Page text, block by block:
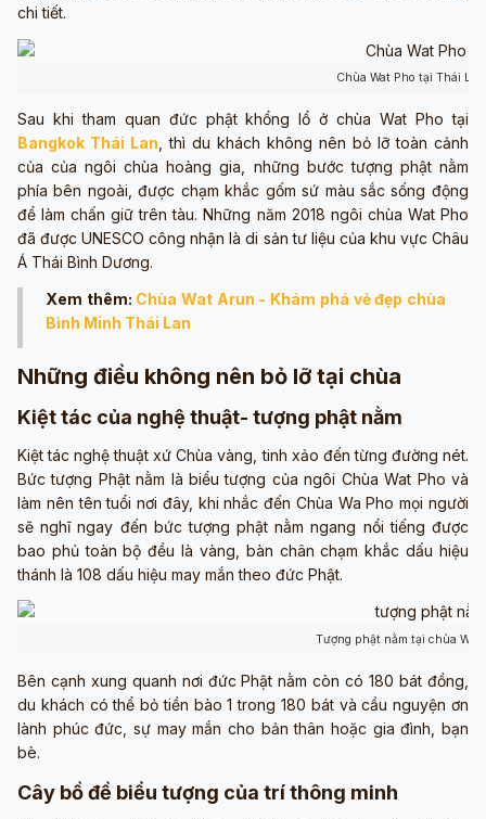
chi tiết.
Chùa Wat Pho tại Thái
Sau khi tham quan đức phật khổng lổ ở chùa Wat Pho tại
Bangkok Thái Lan , thì du khách không nên bỏ lỡ toàn cảnh
của của ngôi chùa hoàng gia, những bước tượng phật nằm
phía bên ngoài, được chạm khắc gốm sứ màu sắc sống động
để làm chấn giữ trên tàu. Những năm 2018 ngôi chùa Wat Pho
đã được UNESCO công nhận là di sản tư liệu của khu vực Châu
Á Thái Bình Dương.
Xem thêm: Chùa Wat Arun - Khám phá vẻ đẹp chùa
Bình Minh Thái Lan
Những điều không nên bỏ lỡ tại chùa
Kiệt tác của nghệ thuật- tượng phật nằm
Kiệt tác nghệ thuật xứ Chùa vàng, tinh xảo đến từng đường nét.
Bức tượng Phật nằm là biểu tượng của ngôi Chùa Wat Pho và
làm nên tên tuổi nơi đây, khi nhắc đến Chùa Wa Pho mọi người
sẽ nghĩ ngay đến bức tượng phật nằm ngang nổi tiếng được
bao phủ toàn bộ đều là vàng, bàn chân chạm khắc dấu hiệu
thánh là 108 dấu hiệu may mắn theo đức Phật.
Tượng phật nằm tại chùa Wat
Bên cạnh xung quanh nơi đức Phật nằm còn có 180 bát đồng,
du khách có thể bỏ tiền bào 1 trong 180 bát và cầu nguyện ơn
lành phúc đức, sự may mắn cho bản thân hoặc gia đình, bạn
bè.
Cây bồ đề biểu tượng của trí thông minh